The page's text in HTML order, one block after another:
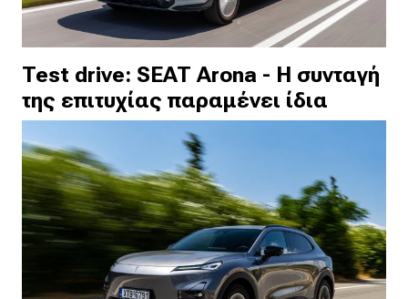
Test drive: SEAT Arona - Η συνταγή
της επιτυχίας παραμένει ίδια